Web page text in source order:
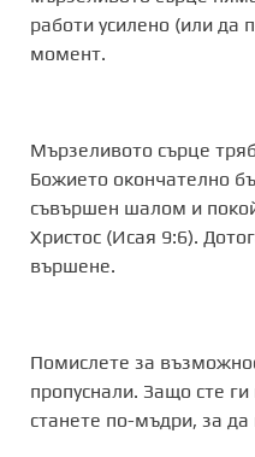
работи усилено (или да
момент.
Мързеливото сърце
Божието окончателно
съвършен шалом и
Христос (Исая 9:6).
вършене.
Помислете за
пропуснали. Защо сте
станете по-мъдри, за